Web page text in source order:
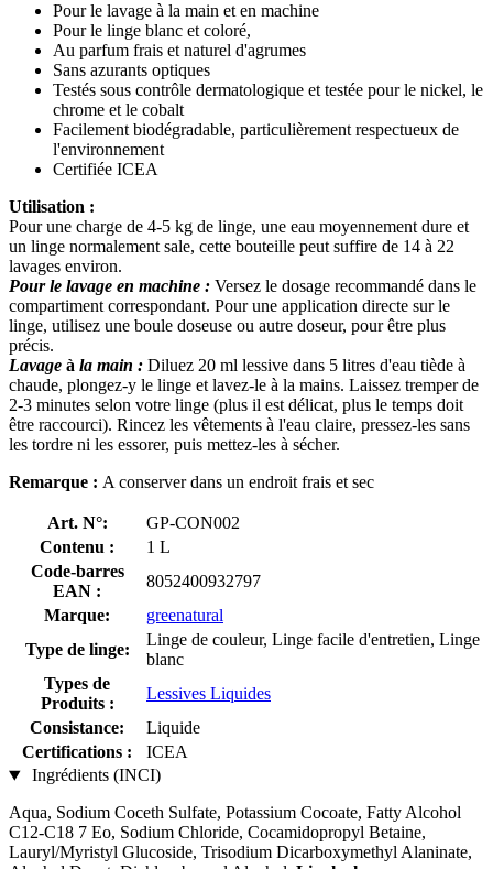
Pour le lavage à la main et en machine
Pour le linge blanc et coloré,
Au parfum frais et naturel d'agrumes
Sans azurants optiques
Testés sous contrôle dermatologique et testée pour le nickel, le
chrome et le cobalt
Facilement biodégradable, particulièrement respectueux de
l'environnement
Certifiée ICEA
Utilisation : ​​​
Pour une charge de 4-5 kg de linge, une eau moyennement dure et
un linge normalement sale, cette bouteille peut suffire de 14 à 22
lavages environ.
Pour le lavage en machine​ : Versez le dosage recommandé dans le
compartiment correspondant. Pour une application directe sur le
linge, utilisez une boule doseuse ou autre doseur, pour être plus
précis.
Lavage à la main : Diluez 20 ml lessive dans 5 litres d'eau tiède à
chaude, plongez-y le linge et lavez-le à la mains. Laissez tremper de
2-3 minutes selon votre linge (plus il est délicat, plus le temps doit
être raccourci). Rincez les vêtements à l'eau claire, pressez-les sans
les tordre ni les essorer, puis mettez-les à sécher.
Remarque : A conserver dans un endroit frais et sec
Art. N°:
GP-CON002
Contenu :
1 L
Code-barres
EAN :
8052400932797
Marque:
greenatural
Type de linge:
Linge de couleur, Linge facile d'entretien, Linge
blanc
Types de
Produits :
Lessives Liquides
Consistance:
Liquide
Certifications :
ICEA
Ingrédients (INCI)
Aqua, Sodium Coceth Sulfate, Potassium Cocoate, Fatty Alcohol
C12-C18 7 Eo, Sodium Chloride, Cocamidopropyl Betaine,
Lauryl/Myristyl Glucoside, Trisodium Dicarboxymethyl Alaninate,